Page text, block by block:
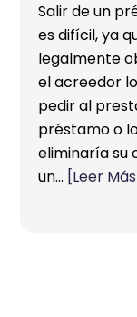
Salir de un
es difícil, ya
legalmente
el acreedor
pedir al
préstamo o
eliminaría su
un… [Leer